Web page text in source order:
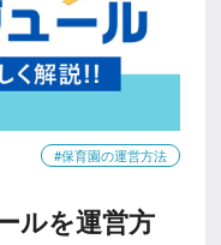
#保育園の運営方法
ルを運営方